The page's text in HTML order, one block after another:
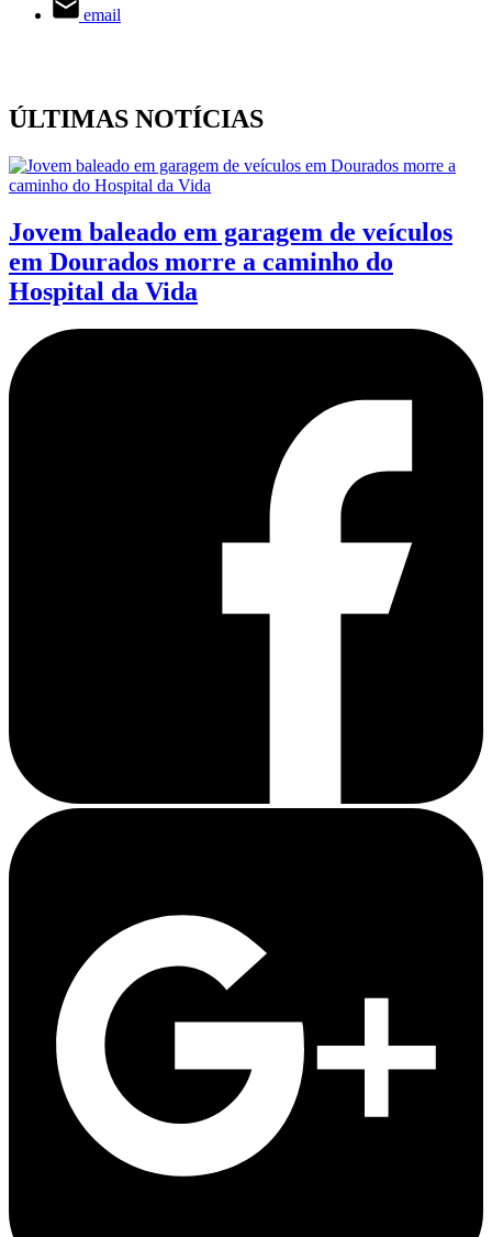
email
ÚLTIMAS NOTÍCIAS
Jovem baleado em garagem de veículos
em Dourados morre a caminho do
Hospital da Vida